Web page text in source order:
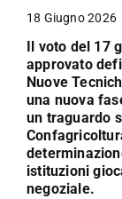
Convenzioni
L’Agricoltore
Fotogallery
Lavora con
Contatti
18 Giugno 2026
Il voto del 17
approvato
Nuove
una nuova
un traguardo
istituzioni
negoziale.